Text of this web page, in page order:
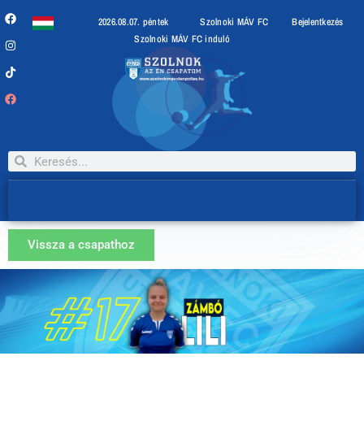
2026.08.07. péntek Szolnoki MÁV FC
Bejelentkezés
Szolnoki MÁV FC induló
Vissza a csapathoz